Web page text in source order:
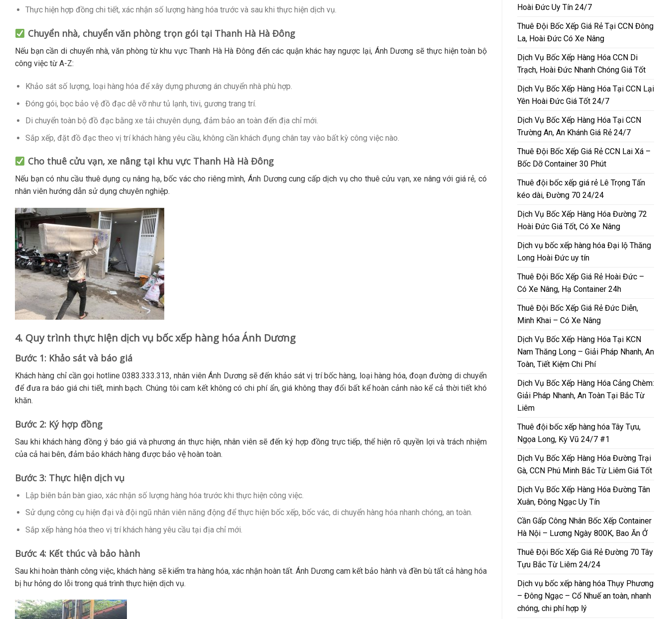
Thực hiện hợp đồng chi tiết, xác nhận số lượng hàng hóa trước và sau khi thực hiện dịch vụ.
Chuyển nhà, chuyển văn phòng trọn gói tại Thanh Hà Hà Đông
Nếu bạn cần di chuyển nhà, văn phòng từ khu vực Thanh Hà Hà Đông đến các quận khác hay ngược lại, Ánh Dương sẽ thực hiện toàn bộ
công việc từ A-Z:
Khảo sát số lượng, loại hàng hóa để xây dựng phương án chuyển nhà phù hợp.
Đóng gói, bọc bảo vệ đồ đạc dễ vỡ như tủ lạnh, tivi, gương trang trí.
Di chuyển toàn bộ đồ đạc bằng xe tải chuyên dụng, đảm bảo an toàn đến địa chỉ mới.
Sắp xếp, đặt đồ đạc theo vị trí khách hàng yêu cầu, không cần khách đụng chân tay vào bất kỳ công việc nào.
Cho thuê cửu vạn, xe nâng tại khu vực Thanh Hà Hà Đông
Nếu bạn có nhu cầu thuê dụng cụ nâng hạ, bốc vác cho riêng mình, Ánh Dương cung cấp dịch vụ cho thuê cửu vạn, xe nâng với giá rẻ, có
nhân viên hướng dẫn sử dụng chuyên nghiệp.
4. Quy trình thực hiện dịch vụ bốc xếp hàng hóa Ánh Dương
Bước 1: Khảo sát và báo giá
Khách hàng chỉ cần gọi hotline 0383.333.313, nhân viên Ánh Dương sẽ đến khảo sát vị trí bốc hàng, loại hàng hóa, đoạn đường di chuyển
để đưa ra báo giá chi tiết, minh bạch. Chúng tôi cam kết không có chi phí ẩn, giá không thay đổi bất kể hoàn cảnh nào kể cả thời tiết khó
khăn.
Bước 2: Ký hợp đồng
Sau khi khách hàng đồng ý báo giá và phương án thực hiện, nhân viên sẽ đến ký hợp đồng trực tiếp, thể hiện rõ quyền lợi và trách nhiệm
của cả hai bên, đảm bảo khách hàng được bảo vệ hoàn toàn.
Bước 3: Thực hiện dịch vụ
Lập biên bản bàn giao, xác nhận số lượng hàng hóa trước khi thực hiện công việc.
Sử dụng công cụ hiện đại và đội ngũ nhân viên năng động để thực hiện bốc xếp, bốc vác, di chuyển hàng hóa nhanh chóng, an toàn.
Sắp xếp hàng hóa theo vị trí khách hàng yêu cầu tại địa chỉ mới.
Bước 4: Kết thúc và bảo hành
Sau khi hoàn thành công việc, khách hàng sẽ kiểm tra hàng hóa, xác nhận hoàn tất. Ánh Dương cam kết bảo hành và đền bù tất cả hàng hóa
bị hư hỏng do lỗi trong quá trình thực hiện dịch vụ.
Hoài Đức Uy Tín 24/7
Thuê Đội Bốc Xếp Giá Rẻ Tại CCN Đông
La, Hoài Đức Có Xe Nâng
Dịch Vụ Bốc Xếp Hàng Hóa CCN Di
Trạch, Hoài Đức Nhanh Chóng Giá Tốt
Dịch Vụ Bốc Xếp Hàng Hóa Tại CCN Lại
Yên Hoài Đức Giá Tốt 24/7
Dịch Vụ Bốc Xếp Hàng Hóa Tại CCN
Trường An, An Khánh Giá Rẻ 24/7
Thuê Đội Bốc Xếp Giá Rẻ CCN Lai Xá –
Bốc Dỡ Container 30 Phút
Thuê đội bốc xếp giá rẻ Lê Trọng Tấn
kéo dài, Đường 70 24/24
Dịch Vụ Bốc Xếp Hàng Hóa Đường 72
Hoài Đức Giá Tốt, Có Xe Nâng
Dịch vụ bốc xếp hàng hóa Đại lộ Thăng
Long Hoài Đức uy tín
Thuê Đội Bốc Xếp Giá Rẻ Hoài Đức –
Có Xe Nâng, Hạ Container 24h
Thuê Đội Bốc Xếp Giá Rẻ Đức Diễn,
Minh Khai – Có Xe Nâng
Dịch Vụ Bốc Xếp Hàng Hóa Tại KCN
Nam Thăng Long – Giải Pháp Nhanh, An
Toàn, Tiết Kiệm Chi Phí
Dịch Vụ Bốc Xếp Hàng Hóa Cảng Chèm:
Giải Pháp Nhanh, An Toàn Tại Bắc Từ
Liêm
Thuê đội bốc xếp hàng hóa Tây Tựu,
Ngọa Long, Kỳ Vũ 24/7 #1
Dịch Vụ Bốc Xếp Hàng Hóa Đường Trại
Gà, CCN Phú Minh Bắc Từ Liêm Giá Tốt
Dịch Vụ Bốc Xếp Hàng Hóa Đường Tân
Xuân, Đông Ngạc Uy Tín
Cần Gấp Công Nhân Bốc Xếp Container
Hà Nội – Lương Ngày 800K, Bao Ăn Ở
Thuê Đội Bốc Xếp Giá Rẻ Đường 70 Tây
Tựu Bắc Từ Liêm 24/24
Dịch vụ bốc xếp hàng hóa Thụy Phương
– Đông Ngạc – Cổ Nhuế an toàn, nhanh
chóng, chi phí hợp lý